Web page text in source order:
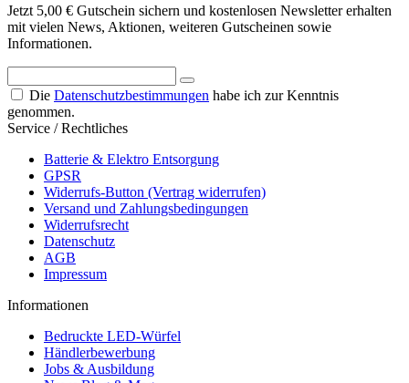
Jetzt 5,00 € Gutschein sichern und kostenlosen Newsletter erhalten
mit vielen News, Aktionen, weiteren Gutscheinen sowie
Informationen.
Die Datenschutzbestimmungen habe ich zur Kenntnis
genommen.
Service / Rechtliches
Batterie & Elektro Entsorgung
GPSR
Widerrufs-Button (Vertrag widerrufen)
Versand und Zahlungsbedingungen
Widerrufsrecht
Datenschutz
AGB
Impressum
Informationen
Bedruckte LED-Würfel
Händlerbewerbung
Jobs & Ausbildung